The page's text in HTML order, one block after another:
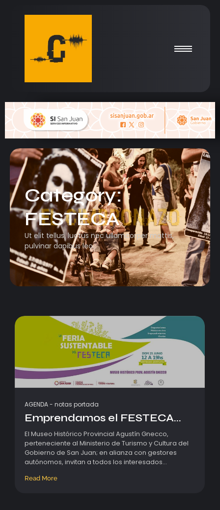
Category:
FESTECA
Ut elit tellus, luctus nec ullamcorper mattis,
pulvinar dapibus leo.
AGENDA- notas portada
Emprendamos el FESTECA...
El Museo Histórico Provincial Agustín Gnecco,
perteneciente al Ministerio de Turismo y Cultura del
Gobierno de San Juan; en alianza con gestores
autónomos, invitan a todos los interesados...
Read More